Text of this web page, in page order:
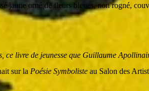
jaune orné de fleurs bleues, non rogné,
ce livre de jeunesse que Guillaume
sur la Poésie Symboliste au Salon des